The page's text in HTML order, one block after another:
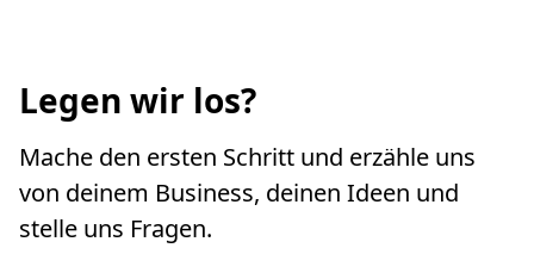
Legen wir los?
Mache den ersten Schritt und erzähle uns
von deinem Business, deinen Ideen und
stelle uns Fragen.